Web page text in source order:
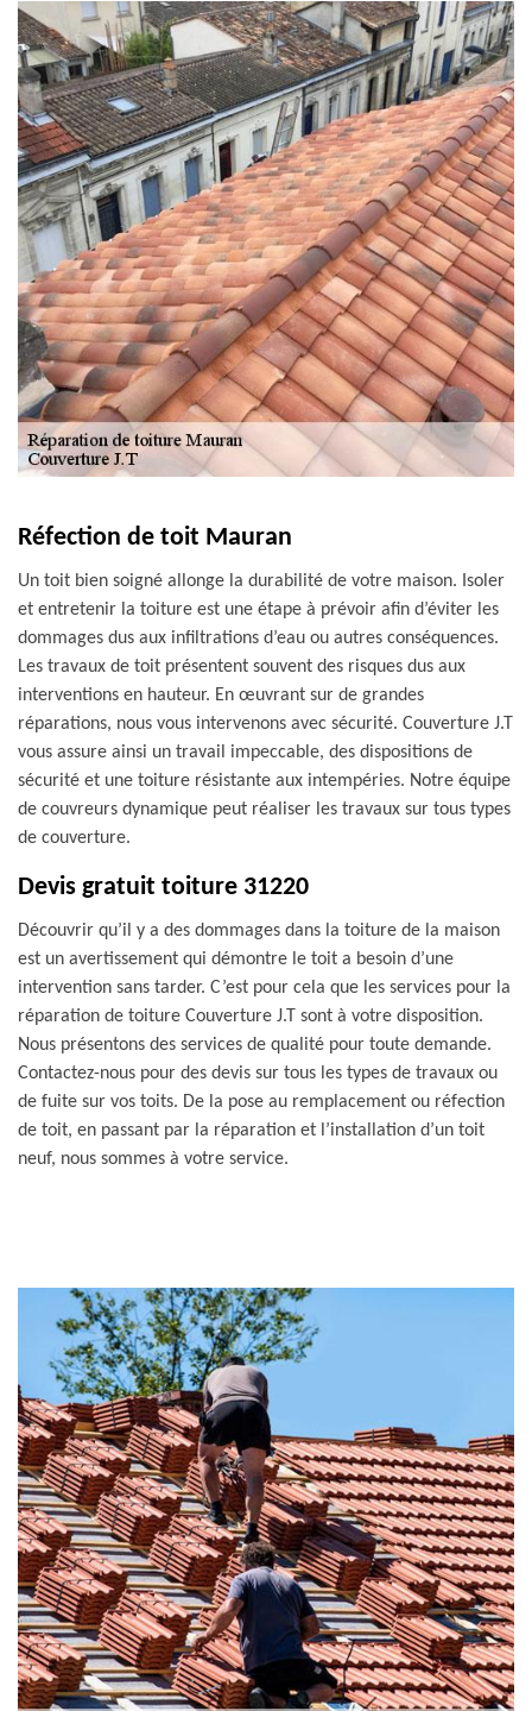
Réfection de toit Mauran
Un toit bien soigné allonge la durabilité de votre maison. Isoler
et entretenir la toiture est une étape à prévoir afin d’éviter les
dommages dus aux infiltrations d’eau ou autres conséquences.
Les travaux de toit présentent souvent des risques dus aux
interventions en hauteur. En œuvrant sur de grandes
réparations, nous vous intervenons avec sécurité. Couverture J.T
vous assure ainsi un travail impeccable, des dispositions de
sécurité et une toiture résistante aux intempéries. Notre équipe
de couvreurs dynamique peut réaliser les travaux sur tous types
de couverture.
Devis gratuit toiture 31220
Découvrir qu’il y a des dommages dans la toiture de la maison
est un avertissement qui démontre le toit a besoin d’une
intervention sans tarder. C’est pour cela que les services pour la
réparation de toiture Couverture J.T sont à votre disposition.
Nous présentons des services de qualité pour toute demande.
Contactez-nous pour des devis sur tous les types de travaux ou
de fuite sur vos toits. De la pose au remplacement ou réfection
de toit, en passant par la réparation et l’installation d’un toit
neuf, nous sommes à votre service.